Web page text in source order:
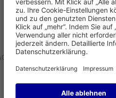
begann, ist heute ein